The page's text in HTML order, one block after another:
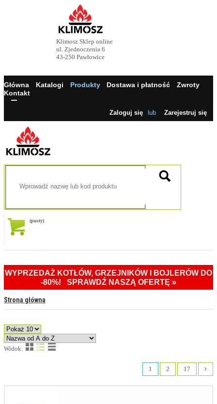
Klimosz Sklep online
ul. Zjednoczenia 6
43-250 Pawłowice
Główna Katalogi Produkty Dostawa i płatność
Zwroty
Kontakt
Zaloguj się lub Zarejestruj się
(pusty)
WYPRZEDAŻ KOTŁÓW, GRZEJNIKÓW I BOJLERÓW DO
-80%! SPRAWDŹ NASZĄ OFERTĘ »
Strona główna
Widok:
1 2 17